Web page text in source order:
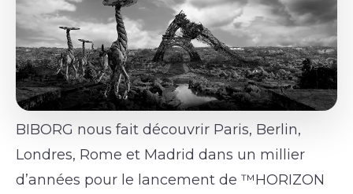
BIBORG nous fait découvrir Paris, Berlin,
Londres, Rome et Madrid dans un millier
d’années pour le lancement de ™HORIZON